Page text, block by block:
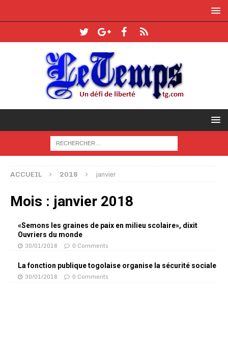
ACCUEIL 2018 janvier
Mois : janvier 2018
«Semons les graines de paix en milieu scolaire», dixit
Ouvriers du monde
30/01/2018 0 Comments
La fonction publique togolaise organise la sécurité sociale
30/01/2018 0 Comments